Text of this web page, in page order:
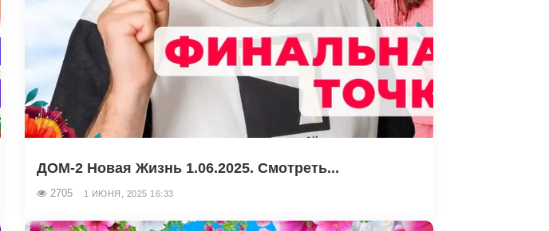
ДОМ-2 Новая Жизнь 1.06.2025. Смотреть...
2705 1 ИЮНЯ, 2025 16:33